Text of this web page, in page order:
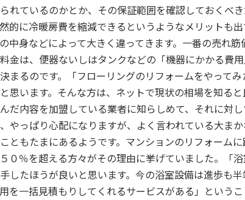
れているのかとか、その保証範囲を確認しておくべ
的に冷暖房費を縮減できるというようなメリットも
中身などによって大きく違ってきます。一番の売れ
金は、便器ないしはタンクなどの「機器にかかる費
まるのです。「フローリングのリフォームをやって
思います。そんな方は、ネットで現状の相場を知る
だ内容を加盟している業者に知らしめて、それに対
やっぱり心配になりますが、よく言われている大ま
ともたまにあるようです。マンションのリフォーム
０％を超える方々がその理由に挙げていました。「
したほうが良いと思います。今の浴室設備は進歩も
を一括見積もりしてくれるサービスがある」という